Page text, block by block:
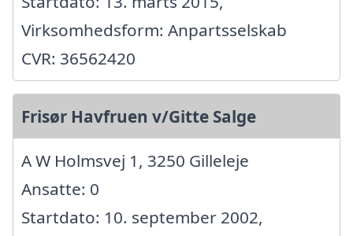
Virksomhedsform: Anpartsselskab
CVR: 36562420
Frisør Havfruen v/Gitte Salge
A W Holmsvej 1, 3250 Gilleleje
Ansatte: 0
Startdato: 10. september 2002,